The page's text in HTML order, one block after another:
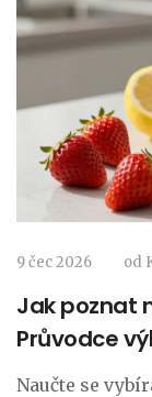
9 čec 2026 od
Jak poznat
Průvodce
Naučte se